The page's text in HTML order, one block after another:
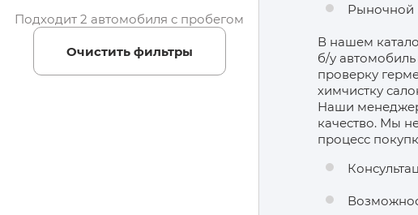
Подходит 2 автомобиля с пробегом
Очистить фильтры
Рыночной
В нашем
б/у
проверку
химчистку
Наши
качество. Мы
процесс